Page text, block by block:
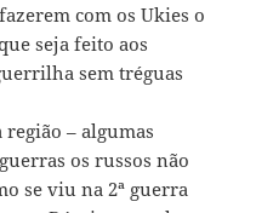
com os Ukies o
seja feito aos
sem tréguas
– algumas
os russos não
se viu na 2ª guerra